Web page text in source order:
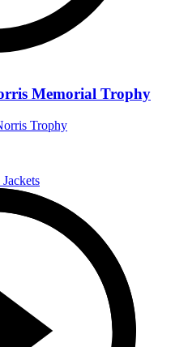
Memorial Trophy
Trophy